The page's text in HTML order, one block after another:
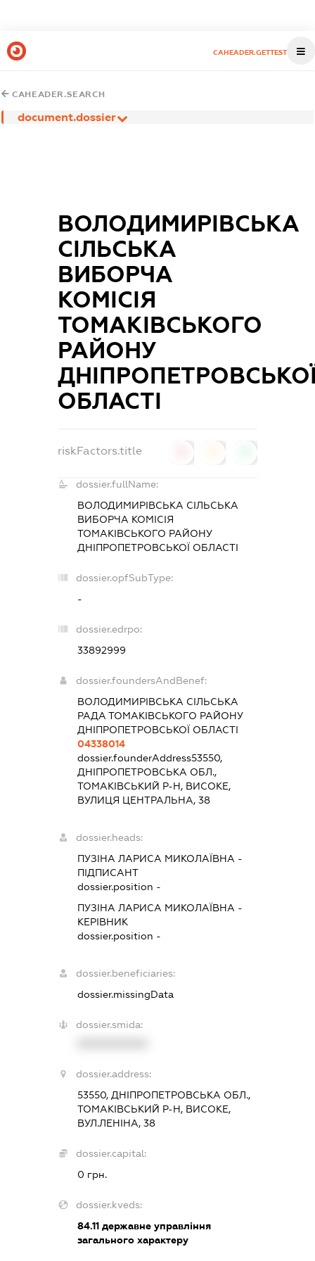
CAHEADER.GETTEST
CAHEADER.SEARCH
document.dossier
ВОЛОДИМИРІВСЬКА
СІЛЬСЬКА
ВИБОРЧА
КОМІСІЯ
ТОМАКІВСЬКОГО
РАЙОНУ
ОБЛАСТІ
riskFactors.title
dossier.fullName:
ВОЛОДИМИРІВСЬКА СІЛЬСЬКА
ВИБОРЧА КОМІСІЯ
ТОМАКІВСЬКОГО РАЙОНУ
ДНІПРОПЕТРОВСЬКОЇ ОБЛАСТІ
dossier.opfSubType:
-
dossier.edrpo:
33892999
dossier.foundersAndBenef:
ВОЛОДИМИРІВСЬКА СІЛЬСЬКА
РАДА ТОМАКІВСЬКОГО РАЙОНУ
ДНІПРОПЕТРОВСЬКОЇ ОБЛАСТІ
04338014
dossier.founderAddress53550,
ДНІПРОПЕТРОВСЬКА ОБЛ.,
ТОМАКІВСЬКИЙ Р-Н, ВИСОКЕ,
ВУЛИЦЯ ЦЕНТРАЛЬНА, 38
dossier.heads:
ПУЗІНА ЛАРИСА МИКОЛАЇВНА -
ПІДПИСАНТ
dossier.position -
ПУЗІНА ЛАРИСА МИКОЛАЇВНА -
КЕРІВНИК
dossier.position -
dossier.beneficiaries:
dossier.missingData
dossier.smida:
dossier.address:
53550, ДНІПРОПЕТРОВСЬКА ОБЛ.,
ТОМАКІВСЬКИЙ Р-Н, ВИСОКЕ,
ВУЛ.ЛЕНІНА, 38
dossier.capital:
0 грн.
dossier.kveds:
84.11 державне управління
загального характеру